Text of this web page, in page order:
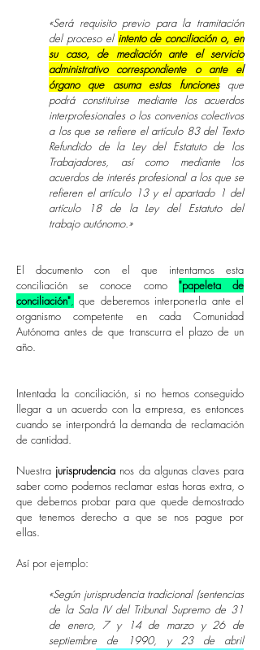
«Será requisito previo para la tramitación
del proceso el intento de conciliación o, en
su caso, de mediación ante el servicio
administrativo correspondiente o ante el
órgano que asuma estas funcionesque
podrá constituirse mediante los acuerdos
interprofesionales o los convenios colectivos
a los que se refiere el artículo 83 del Texto
Refundido de la Ley del Estatuto de los
Trabajadores, así como mediante los
acuerdos de interés profesional a los que se
refieren el artículo 13 y el apartado 1 del
artículo 18 de la Ley del Estatuto del
trabajo autónomo.»
El documento con el que intentamos esta
conciliación se conoce como "papeleta de
conciliación", que deberemos interponerla ante el
organismo competente en cada Comunidad
Autónoma antes de que transcurra el plazo de un
año.
Intentada la conciliación, si no hemos conseguido
llegar a un acuerdo con la empresa, es entonces
cuando se interpondrá la demanda de reclamación
de cantidad.
Nuestra jurisprudencia nos da algunas claves para
saber como podemos reclamar estas horas extra, o
que debemos probar para que quede demostrado
que tenemos derecho a que se nos pague por
ellas.
Así por ejemplo:
«Según jurisprudencia tradicional (sentencias
de la Sala IV del Tribunal Supremo de 31
de enero, 7 y 14 de marzo y 26 de
septiembre de 1990, y 23 de abril